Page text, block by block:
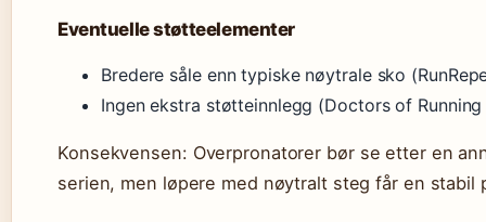
Eventuelle støtteelementer
Bredere såle enn typiske nøytrale sko
Ingen ekstra støtteinnlegg (Doctors of
Konsekvensen: Overpronatorer bør se etter en
serien, men løpere med nøytralt steg får en stabil